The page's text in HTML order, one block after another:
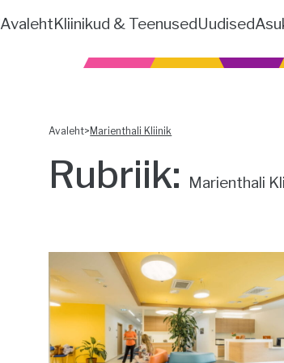
AvalehtKliinikud & TeenusedUudised
Avaleht> Marienthali Kliinik
Rubriik: Marienthali